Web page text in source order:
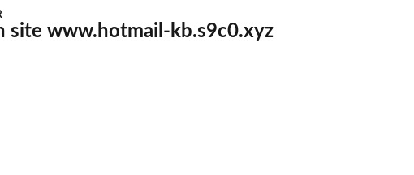
site www.hotmail-kb.s9c0.xyz